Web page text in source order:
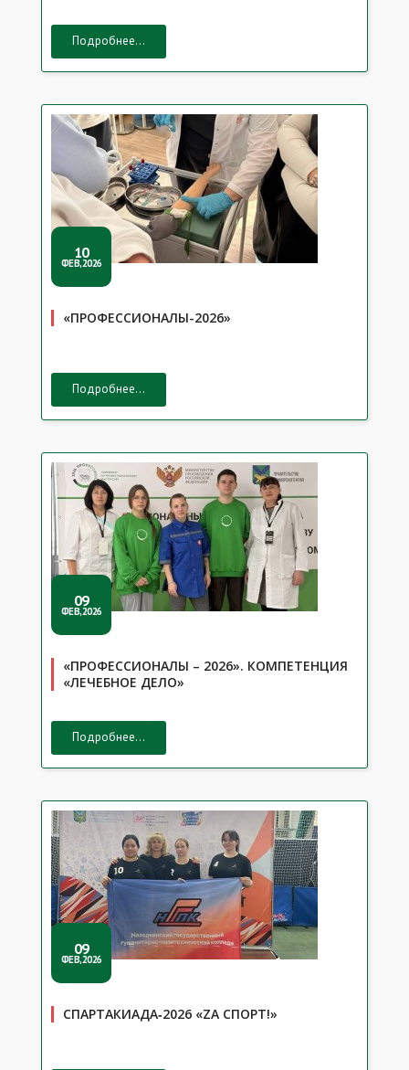
Подробнее...
10
ФЕВ,2026
«ПРОФЕССИОНАЛЫ-2026»
Подробнее...
09
ФЕВ,2026
«ПРОФЕССИОНАЛЫ – 2026». КОМПЕТЕНЦИЯ
«ЛЕЧЕБНОЕ ДЕЛО»
Подробнее...
09
ФЕВ,2026
СПАРТАКИАДА‑2026 «ZA СПОРТ!»